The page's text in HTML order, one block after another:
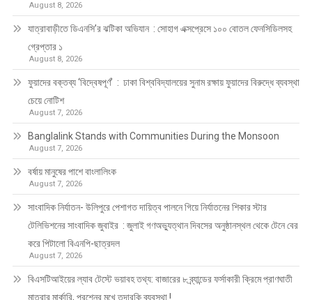
August 8, 2026
যাত্রাবাড়ীতে ডিএনসি’র ঝটিকা অভিযান : সোহাগ এক্সপ্রেসে ১০০ বোতল ফেনসিডিলসহ
গ্রেপ্তার ১
August 8, 2026
ফুয়াদের বক্তব্য ‘বিদ্বেষপূর্ণ’ : ঢাকা বিশ্ববিদ্যালয়ের সুনাম রক্ষায় ফুয়াদের বিরুদ্ধে ব্যবস্থা
চেয়ে নোটিশ
August 7, 2026
Banglalink Stands with Communities During the Monsoon
August 7, 2026
বর্ষায় মানুষের পাশে বাংলালিংক
August 7, 2026
সাংবাদিক নির্যাতন- উলিপুরে পেশাগত দায়িত্ব পালনে গিয়ে নির্যাতনের শিকার স্টার
টেলিভিশনের সাংবাদিক জুবাইর : জুলাই গণঅভ্যুত্থান দিবসের অনুষ্ঠানস্থল থেকে টেনে বের
করে পিটালো বিএনপি-ছাত্রদল
August 7, 2026
বিএসটিআইয়ের ল্যাব টেস্টে ভয়াবহ তথ্য: বাজারের ৮ ব্র্যান্ডের ফর্সাকারী ক্রিমে প্রাণঘাতী
মাত্রার মার্কারি, প্রশ্নের মুখে তদারকি ব্যবস্থা !